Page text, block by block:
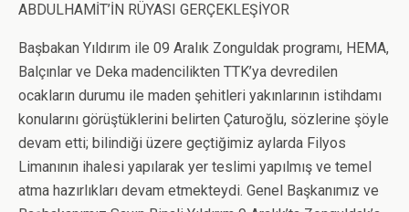
ABDULHAMİT’İN RÜYASI GERÇEKLEŞİYOR
Başbakan Yıldırım ile 09 Aralık Zonguldak programı, HEMA,
Balçınlar ve Deka madencilikten TTK’ya devredilen
ocakların durumu ile maden şehitleri yakınlarının istihdamı
konularını görüştüklerini belirten Çaturoğlu, sözlerine şöyle
devam etti; bilindiği üzere geçtiğimiz aylarda Filyos
Limanının ihalesi yapılarak yer teslimi yapılmış ve temel
atma hazırlıkları devam etmekteydi. Genel Başkanımız ve